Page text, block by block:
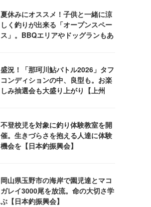
夏休みにオススメ！子供と一緒に涼
しく釣りが出来る「オープンスペー
ス」。BBQエリアやドッグランもあ
盛況！「那珂川鮎バトル2026」タフ
コンディションの中、良型も。お楽
しみ抽選会も大盛り上がり【上州
不登校児を対象に釣り体験教室を開
催。生きづらさを抱える人達に体験
機会を【日本釣振興会】
岡山県玉野市の海岸で園児達とマコ
ガレイ3000尾を放流。命の大切さ学
ぶ【日本釣振興会】